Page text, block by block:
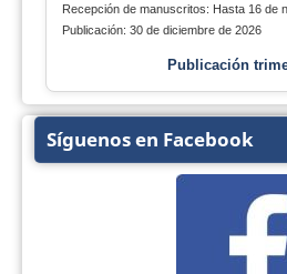
Recepción de manuscritos: Hasta 16 de
Publicación: 30 de diciembre de 2026
Publicación
Síguenos en Facebook